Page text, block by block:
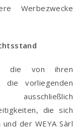
Werbezwecke
die von ihren
die vorliegenden
die sich
der WEYA Sàrl